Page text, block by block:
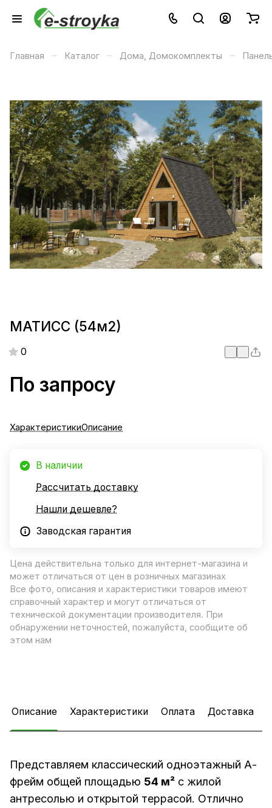
Главная – Каталог – Дома, Домокомплекты –
МАТИСС (54м2)
0
По запросу
ХарактеристикиОписание
В наличии
Рассчитать доставку
Нашли дешевле?
Заводская гарантия
Цена действительна только для интернет-магазина и
может отличаться от цен в розничных магазинах
Все фото, описания и характеристики товаров имеют
справочный характер и могут отличаться от
технической документации производителя. При
обнаружении неточностей, пожалуйста, сообщите об
этом нам
Описание Характеристики Оплата Доставка
Представляем классический одноэтажный А-
фрейм общей площадью 54 м² с жилой
антресолью и открытой террасой. Отлично